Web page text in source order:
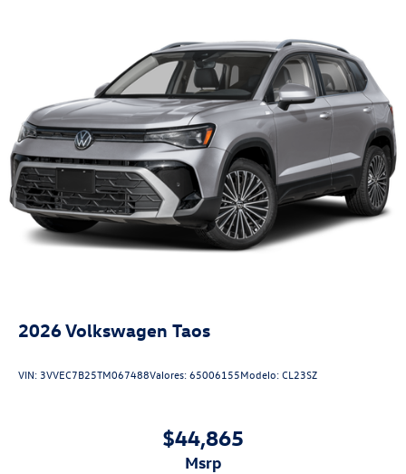
2026Volkswagen Taos
VIN: 3VVEC7B25TM067488Valores:65006155Modelo:CL23SZ
$44,865
msrp